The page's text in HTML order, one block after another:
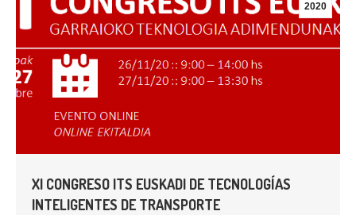
2020
XI CONGRESO ITS EUSKADI DE TECNOLOGÍAS
INTELIGENTES DE TRANSPORTE